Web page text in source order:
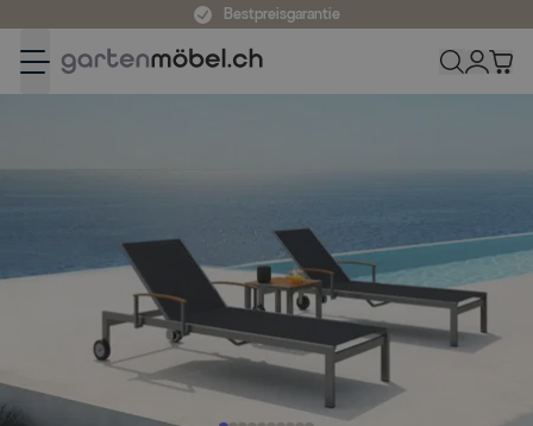
Bestpreisgarantie